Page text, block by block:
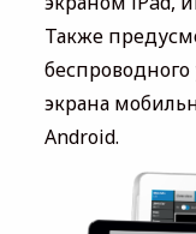
Также
экрана
Android.